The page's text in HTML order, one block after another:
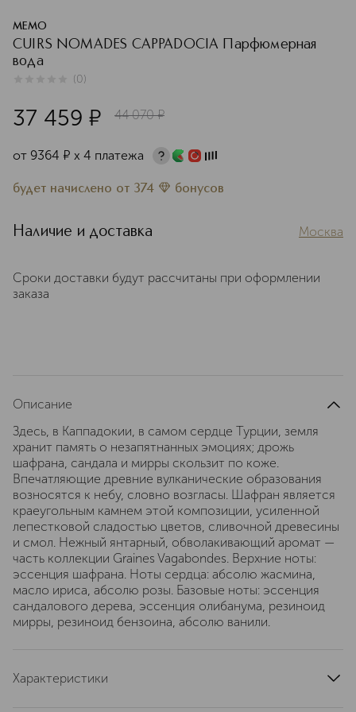
MEMO
CUIRS NOMADES CAPPADOCIA Парфюмерная
вода
(0)
37 459 ¤ 44 070 ¤
от 9364 ¤ х 4 платежа
будет начислено от 374 бонусов
Наличие и доставка Москва
Сроки доставки будут рассчитаны при оформлении
заказа
Описание
Здесь, в Каппадокии, в самом сердце Турции, земля
хранит память о незапятнанных эмоциях; дрожь
шафрана, сандала и мирры скользит по коже.
Впечатляющие древние вулканические образования
возносятся к небу, словно возгласы. Шафран является
краеугольным камнем этой композиции, усиленной
лепестковой сладостью цветов, сливочной древесины
и смол. Нежный янтарный, обволакивающий аромат —
часть коллекции Graines Vagabondes. Верхние ноты:
эссенция шафрана. Ноты сердца: абсолю жасмина,
масло ириса, абсолю розы. Базовые ноты: эссенция
сандалового дерева, эссенция олибанума, резиноид
мирры, резиноид бензоина, абсолю ванили.
Характеристики